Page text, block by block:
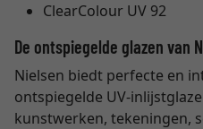
ClearColour UV 92
De ontspiegelde glazen van
Nielsen biedt perfecte en
ontspiegelde UV-
kunstwerken, tekeningen,